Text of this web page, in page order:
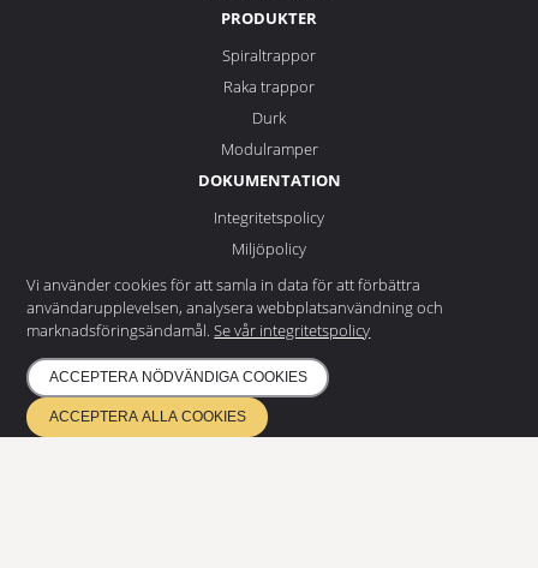
PRODUKTER
Spiraltrappor
Raka trappor
Durk
Modulramper
DOKUMENTATION
Integritetspolicy
Miljöpolicy
NYHETSBREV
Prenumerera på vårt nyhetsbrev
och få de senaste nyheterna
PRENUMERERA
Vi använder cookies för att samla in data för att förbättra
användarupplevelsen, analysera webbplatsanvändning och
marknadsföringsändamål. Se vår integritetspolicy
ACCEPTERA NÖDVÄNDIGA COOKIES
ACCEPTERA ALLA COOKIES